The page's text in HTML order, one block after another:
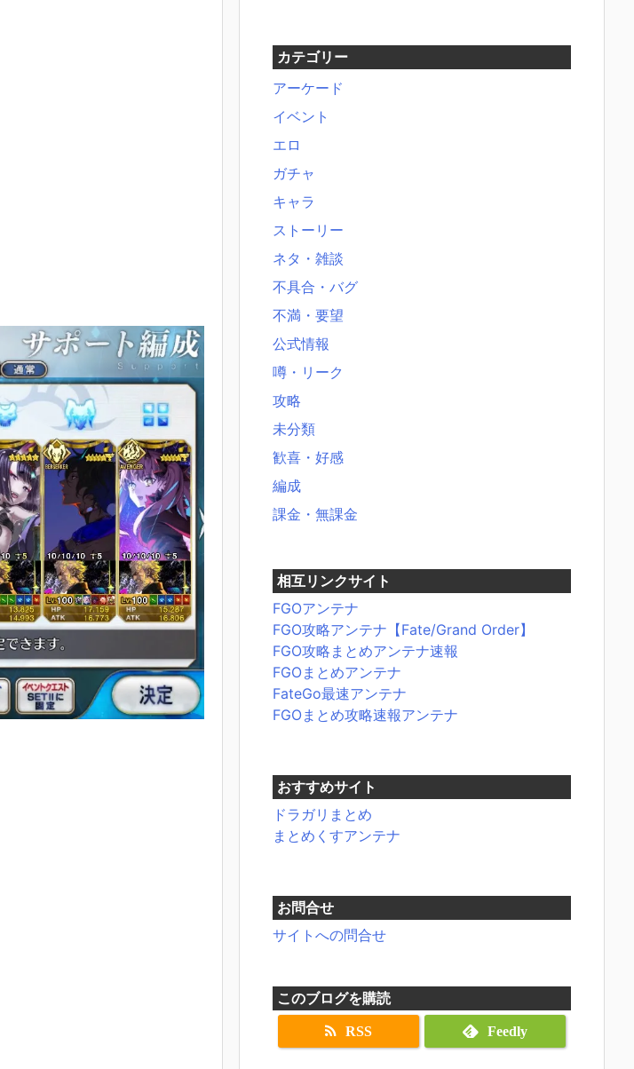
カテゴリー
アーケード
イベント
エロ
ガチャ
キャラ
ストーリー
ネタ・雑談
不具合・バグ
不満・要望
公式情報
噂・リーク
攻略
未分類
歓喜・好感
編成
課金・無課金
相互リンクサイト
FGOアンテナ
FGO攻略アンテナ【Fate/Grand Order】
FGO攻略まとめアンテナ速報
FGOまとめアンテナ
FateGo最速アンテナ
FGOまとめ攻略速報アンテナ
おすすめサイト
ドラガリまとめ
まとめくすアンテナ
お問合せ
サイトへの問合せ
このブログを購読
RSS Feedly